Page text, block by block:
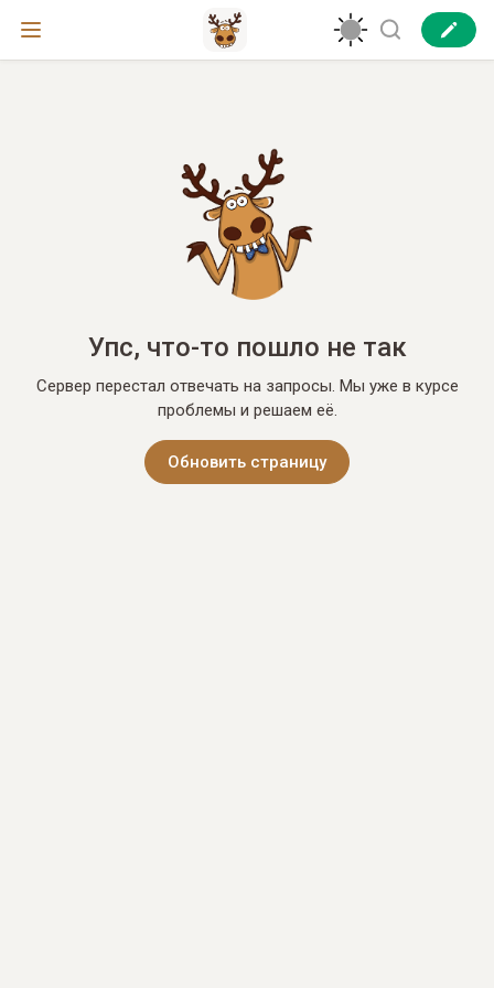
Упс, что-то пошло не так
Сервер перестал отвечать на запросы. Мы уже в курсе
проблемы и решаем её.
Обновить страницу